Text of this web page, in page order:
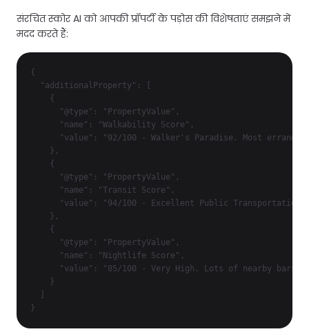
संरचित स्कोर AI को आपकी प्रॉपर्टी के पड़ोस की विशेषताएं समझने में
मदद करते हैं:
{
  "additionalProperty": [
    {
      "@type": "PropertyValue",
      "name": "Walkability Score",
"value": "92/100 - Walker's Paradise. Most errands
    },
    {
      "@type": "PropertyValue",
      "name": "Transit Score",
"value": "94/100 - Excellent Public
    },
    {
      "@type": "PropertyValue",
      "name": "Nightlife Score",
"value": "85/100 - Very High. Lots of nearby bars,
    }
}